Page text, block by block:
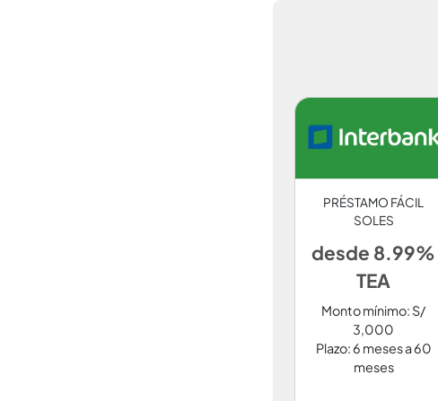
PRÉSTAMO FÁCIL
SOLES
desde 8.99%
TEA
Monto mínimo: S/
3,000
Plazo: 6 meses a 60
meses